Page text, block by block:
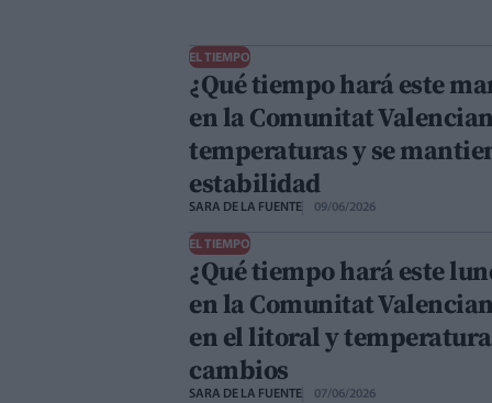
EL TIEMPO
¿Qué tiempo hará este
en la Comunitat
temperaturas y se
estabilidad
SARA DE LA FUENTE 09/06/2026
EL TIEMPO
¿Qué tiempo hará este
en la Comunitat
en el litoral y
cambios
SARA DE LA FUENTE 07/06/2026